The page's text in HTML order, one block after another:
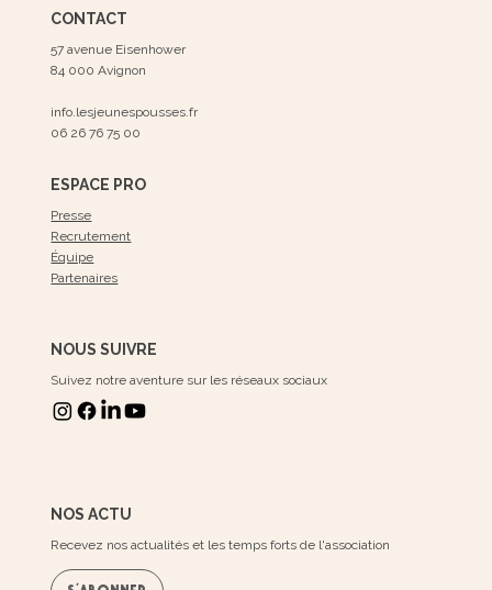
CONTACT
57 avenue Eisenhower
84 000 Avignon
info.lesjeunespousses.fr
06 26 76 75 00
ESPACE PRO
Presse
Recrutement
Équipe
Partenaires
NOUS SUIVRE
Suivez notre aventure sur les réseaux sociaux
NOS ACTU
Recevez nos actualités et les temps forts de l'association